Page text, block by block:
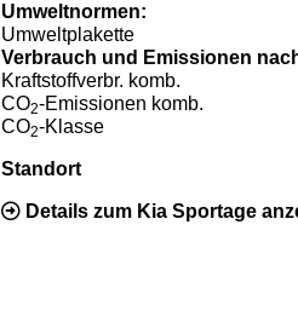
Umweltnormen:
Umweltplakette
Verbrauch und Emissionen
Kraftstoffverbr. komb.
CO2-Emissionen komb.
CO2-Klasse
Standort
Details zum Kia Sportage